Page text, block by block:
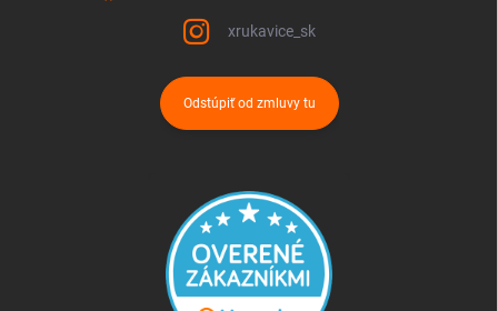
xrukavice_sk
Odstúpiť od zmluvy tu